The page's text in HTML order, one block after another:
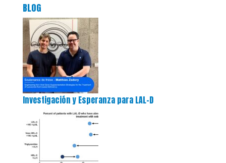
BLOG
Investigación y Esperanza para LAL-D